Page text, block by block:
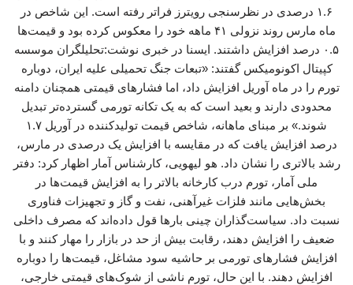
۱.۶ درصدی در نظرسنجی رویترز فراتر رفته است. این شاخص در
ماه مارس روند نزولی ۴۱ ماهه خود را معکوس کرده بود و قیمت‌ها
۰.۵ درصد افزایش داشتند. ایسنا در خبری نوشت:تحلیلگران موسسه
کپیتال اکونومیکس گفتند: «تبعات جنگ تحمیلی علیه ایران، دوباره
تورم را در ماه آوریل افزایش داد، اما فشارهای قیمتی همچنان دامنه
محدودی دارند و بعید است که به یک تکانه تورمی گسترده‌تر تبدیل
شوند.» بر مبنای ماهانه، شاخص قیمت تولیدکننده در آوریل ۱.۷
درصد افزایش یافت که در مقایسه با افزایش یک درصدی در مارس،
رشد بالاتری را نشان داد. هو لیهویی، کارشناس آمار اظهار کرد: دفتر
ملی آمار، تورم درب کارخانه بالاتر را به افزایش قیمت‌ها در
بخش‌هایی مانند فلزات غیرآهنی، نفت و گاز و تجهیزات فناوری
نسبت داد. سیاست‌گذاران چینی بارها قول داده‌اند که مصرف داخلی
ضعیف را افزایش دهند، رقابت بیش از حد در بازار را مهار کنند و با
افزایش فشارهای تورمی بر حاشیه سود مشاغل، قیمت‌ها را دوباره
افزایش دهند. با این حال، تورم ناشی از شوک‌های قیمتی خارجی،